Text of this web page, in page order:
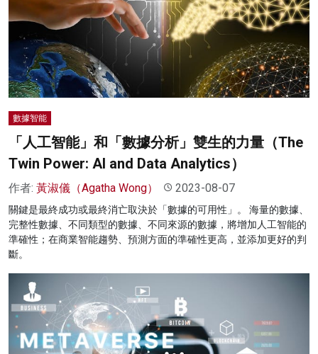
影片
名家榜
灼見活動
關於我們
數據智能
「人工智能」和「數據分析」雙生的力量（The
Twin Power: AI and Data Analytics）
作者: 黃淑儀（Agatha Wong） 2023-08-07
關鍵是最終成功或最終消亡取決於「數據的可用性」。 海量的數據、
完整性數據、不同類型的數據、不同來源的數據，將增加人工智能的
準確性；在商業智能趨勢、預測方面的準確性更高，並添加更好的判
斷。